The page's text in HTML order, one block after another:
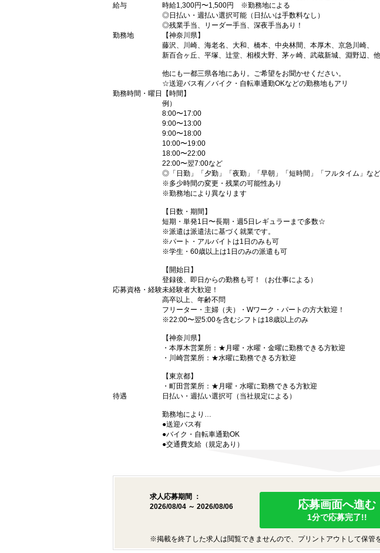
給与
時給1,300円〜1,500円 ※勤務地による
◎日払い・週払い選択可能（日払いは手数料なし）
◎残業手当、リーダー手当、深夜手当あり！
勤務地
【神奈川県】
藤沢、川崎、海老名、大和、橋本、中央林間、本厚木、京急川崎、
新百合ヶ丘、平塚、辻堂、相模大野、茅ヶ崎、武蔵新城、淵野辺、他
他にも一都三県各地にあり。ご希望をお聞かせください。
☆送迎バス有／バイク・自転車通勤OKなどの勤務地もアリ
勤務時間・曜日
【時間】
例）
8:00〜17:00
9:00〜13:00
9:00〜18:00
10:00〜19:00
18:00〜22:00
22:00〜翌7:00など
◎「日勤」「夕勤」「夜勤」「早朝」「短時間」「フルタイム」など
※多少時間の変更・残業の可能性あり
※勤務地により異なります
【日数・期間】
短期・単発1日〜長期・週5日レギュラーまで多数☆
※派遣は派遣法に基づく就業です。
※パート・アルバイトは1日のみも可
※学生・60歳以上は1日のみの派遣も可
【開始日】
登録後、即日からの勤務も可！（お仕事による）
応募資格・経験未経験者大歓迎！
高卒以上、年齢不問
フリーター・主婦（夫）・Wワーク・パートの方大歓迎！
※22:00〜翌5:00を含むシフトは18歳以上のみ
【神奈川県】
・本厚木営業所：★月曜・水曜・金曜に勤務できる方歓迎
・川崎営業所：★水曜に勤務できる方歓迎
【東京都】
・町田営業所：★月曜・水曜に勤務できる方歓迎
待遇
日払い・週払い選択可（当社規定による）
勤務地により…
●送迎バス有
●バイク・自転車通勤OK
●交通費支給（規定あり）
求人応募期間 ：
2026/08/04 ～ 2026/08/06
応募画面へ進む
1分で応募完了!!
※掲載を終了した求人は閲覧できませんので、プリントアウトして保管